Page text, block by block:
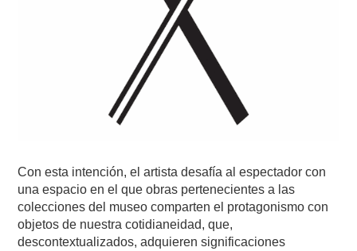
Con esta intención, el artista desafía al espectador con
una espacio en el que obras pertenecientes a las
colecciones del museo comparten el protagonismo con
objetos de nuestra cotidianeidad, que,
descontextualizados, adquieren significaciones